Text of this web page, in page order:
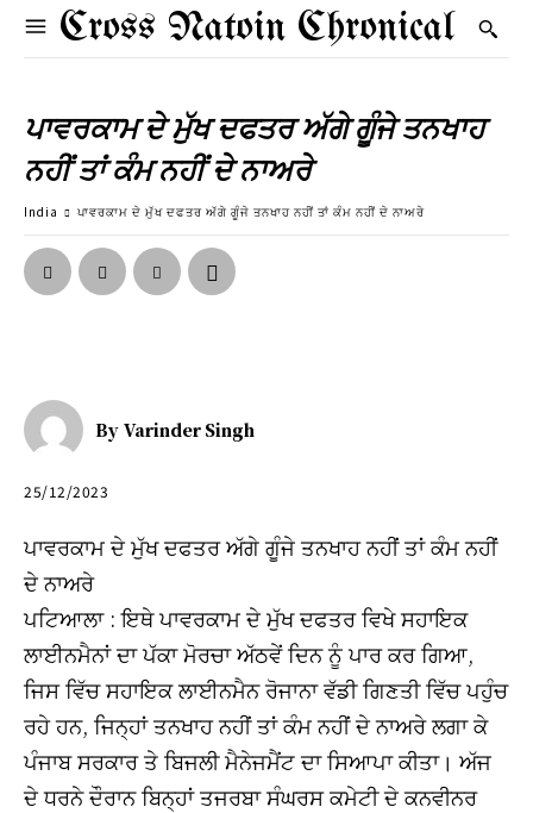
Cross Natoin Chronical
ਪਾਵਰਕਾਮ ਦੇ ਮੁੱਖ ਦਫਤਰ ਅੱਗੇ ਗੂੰਜੇ ਤਨਖਾਹ
ਨਹੀਂ ਤਾਂ ਕੰਮ ਨਹੀਂ ਦੇ ਨਾਅਰੇ
India ਪਾਵਰਕਾਮ ਦੇ ਮੁੱਖ ਦਫਤਰ ਅੱਗੇ ਗੂੰਜੇ ਤਨਖਾਹ ਨਹੀਂ ਤਾਂ ਕੰਮ ਨਹੀਂ ਦੇ ਨਾਅਰੇ
By Varinder Singh
25/12/2023
ਪਾਵਰਕਾਮ ਦੇ ਮੁੱਖ ਦਫਤਰ ਅੱਗੇ ਗੂੰਜੇ ਤਨਖਾਹ ਨਹੀਂ ਤਾਂ ਕੰਮ ਨਹੀਂ
ਦੇ ਨਾਅਰੇ
ਪਟਿਆਲਾ : ਇਥੇ ਪਾਵਰਕਾਮ ਦੇ ਮੁੱਖ ਦਫਤਰ ਵਿਖੇ ਸਹਾਇਕ
ਲਾਈਨਮੈਨਾਂ ਦਾ ਪੱਕਾ ਮੋਰਚਾ ਅੱਠਵੇਂ ਦਿਨ ਨੂੰ ਪਾਰ ਕਰ ਗਿਆ,
ਜਿਸ ਵਿੱਚ ਸਹਾਇਕ ਲਾਈਨਮੈਨ ਰੋਜਾਨਾ ਵੱਡੀ ਗਿਣਤੀ ਵਿੱਚ ਪਹੁੰਚ
ਰਹੇ ਹਨ, ਜਿਨ੍ਹਾਂ ਤਨਖਾਹ ਨਹੀਂ ਤਾਂ ਕੰਮ ਨਹੀਂ ਦੇ ਨਾਅਰੇ ਲਗਾ ਕੇ
ਪੰਜਾਬ ਸਰਕਾਰ ਤੇ ਬਿਜਲੀ ਮੈਨੇਜਮੈਂਟ ਦਾ ਸਿਆਪਾ ਕੀਤਾ। ਅੱਜ
ਦੇ ਧਰਨੇ ਦੌਰਾਨ ਬਿਨ੍ਹਾਂ ਤਜਰਬਾ ਸੰਘਰਸ ਕਮੇਟੀ ਦੇ ਕਨਵੀਨਰ